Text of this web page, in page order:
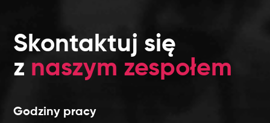
Skontaktuj się
z naszym zespołem
Godziny pracy